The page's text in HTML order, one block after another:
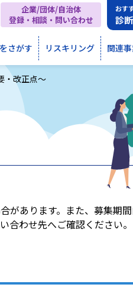
さがす リスキリング 関連
おす
診
企業/団体/自治体
登録・相談・問い合わせ
・改正点～
があります。また、募集期
合わせ先へご確認ください。